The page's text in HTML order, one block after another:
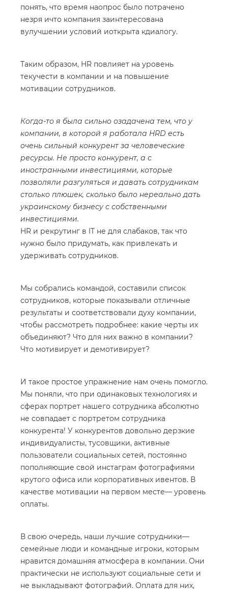
понять, что время наопрос было потрачено
незря ичто компания заинтересована
вулучшении условий иоткрыта кдиалогу.
Таким образом, HR повлияет на уровень
текучести в компании и на повышение
мотивации сотрудников.
Когда-то я была сильно озадачена тем, что у
компании, в которой я работала HRD есть
очень сильный конкурент за человеческие
ресурсы. Не просто конкурент, а с
иностранными инвестициями, которые
позволяли разгуляться и давать сотрудникам
столько плюшек, сколько было нереально дать
украинскому бизнесу с собственными
инвестициями.
HR и рекрутинг в IT не для слабаков, так что
нужно было придумать, как привлекать и
удерживать сотрудников.
Мы собрались командой, составили список
сотрудников, которые показывали отличные
результаты и соответствовали духу компании,
чтобы рассмотреть подробнее: какие черты их
объединяют? Что для них важно в компании?
Что мотивирует и демотивирует?
И такое простое упражнение нам очень помогло.
Мы поняли, что при одинаковых технологиях и
сферах портрет нашего сотрудника абсолютно
не совпадает с портретом сотрудника
конкурента! У конкурентов довольно дерзкие
индивидуалисты, тусовщики, активные
пользователи социальных сетей, постоянно
пополняющие свой инстаграм фотографиями
крутого офиса или корпоративных ивентов. В
качестве мотивации на первом месте— уровень
оплаты.
В свою очередь, наши лучшие сотрудники—
семейные люди и командные игроки, которым
нравится домашняя атмосфера в компании. Они
практически не используют социальные сети и
не выкладывают фотографий. Оплата для них,